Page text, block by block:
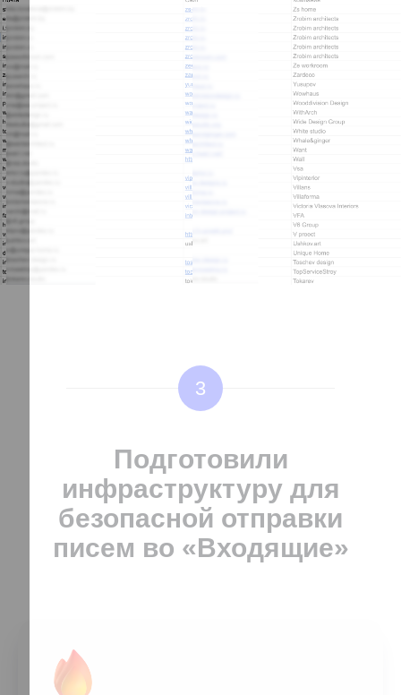
3
Подготовили
инфраструктуру для
безопасной отправки
писем во «Входящие»